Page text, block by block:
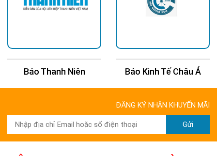
Báo Kinh Tế Châu Á Báo 24H
ĐĂNG KÝ NHẬN KHUYẾN MÃI
Gửi